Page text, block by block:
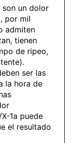
un dolor
por mil
admiten
tienen
de ripeo,
ser las
la hora de
1a puede
el resultado